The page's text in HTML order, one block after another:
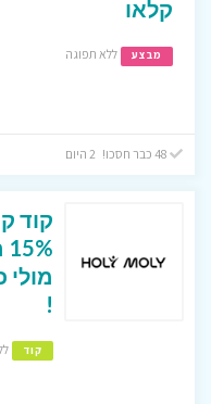
קלאו
מבצע ללא תפוגה
48 כבר חסכו! 2 היום
קוד
מולי
!
קוד